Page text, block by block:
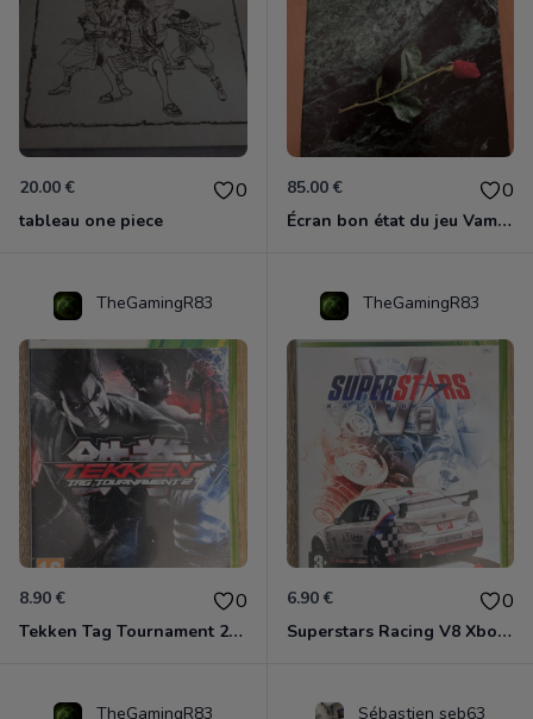
20.00 € 0
tableau one piece
85.00 € 0
Écran bon état du jeu Vampire et livre de règles « la mascarade » état d’usage
TheGamingR83
8.90 € 0
Tekken Tag Tournament 2 Xbox 360
TheGamingR83
6.90 € 0
Superstars Racing V8 Xbox 360
TheGamingR83 Sébastien seb63